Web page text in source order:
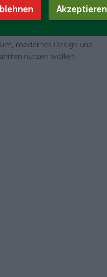
modernes Design und
nutzen wollen.
Akzeptieren